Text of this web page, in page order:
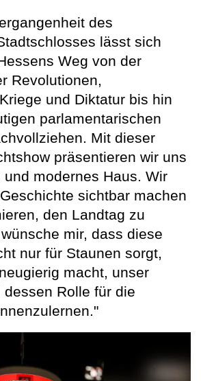
des
lässt sich
Weg von der
Revolutionen,
und Diktatur bis hin
parlamentarischen
Mit dieser
präsentieren wir uns
modernes Haus. Wir
sichtbar machen
den Landtag zu
mir, dass diese
nur für Staunen sorgt,
macht, unser
dessen Rolle für die